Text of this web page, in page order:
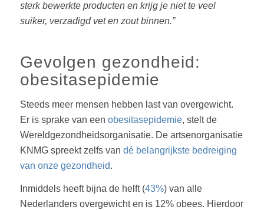
sterk bewerkte producten en krijg je niet te veel
suiker, verzadigd vet en zout binnen.”
Gevolgen gezondheid:
obesitasepidemie
Steeds meer mensen hebben last van overgewicht.
Er is sprake van een obesitasepidemie, stelt de
Wereldgezondheidsorganisatie. De artsenorganisatie
KNMG spreekt zelfs van dé belangrijkste bedreiging
van onze gezondheid.
Inmiddels heeft bijna de helft (43%) van alle
Nederlanders overgewicht en is 12% obees. Hierdoor